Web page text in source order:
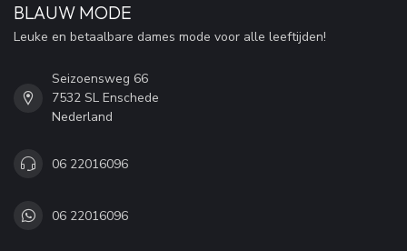
BLAUW MODE
Leuke en betaalbare dames mode voor alle leeftijden!
Seizoensweg 66
7532 SL Enschede
Nederland
06 22016096
06 22016096